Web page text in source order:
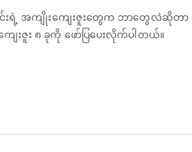
ရဲ့ အကျိုးကျေးဇူးတွေက ဘာတွေလဲဆိုတာ
ဇူး ၈ ခုကို ဖော်ပြပေးလိုက်ပါတယ်။